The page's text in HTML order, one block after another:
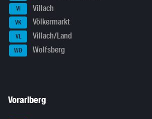
VI Villach
VK Völkermarkt
VL Villach/Land
WO Wolfsberg
Vorarlberg